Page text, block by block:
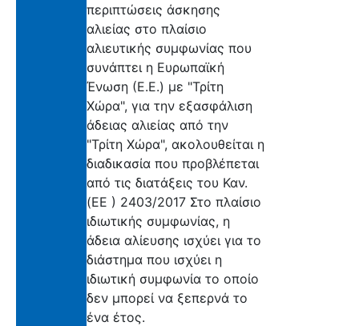
περιπτώσεις άσκησης
αλιείας στο πλαίσιο
αλιευτικής συμφωνίας που
συνάπτει η Ευρωπαϊκή
Ένωση (Ε.Ε.) με "Τρίτη
Χώρα", για την εξασφάλιση
άδειας αλιείας από την
"Τρίτη Χώρα", ακολουθείται η
διαδικασία που προβλέπεται
από τις διατάξεις του Καν.
(EE ) 2403/2017 Στο πλαίσιο
ιδιωτικής συμφωνίας, η
άδεια αλίευσης ισχύει για το
διάστημα που ισχύει η
ιδιωτική συμφωνία το οποίο
δεν μπορεί να ξεπερνά το
ένα έτος.